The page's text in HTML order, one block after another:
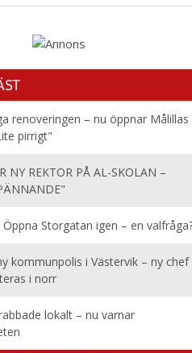
renoveringen – nu öppnar Målillas
pirrigt"
NY REKTOR PÅ AL-SKOLAN –
Öppna Storgatan igen – en
kommunpolis i Västervik – ny chef
i norr
lokalt – nu varnar